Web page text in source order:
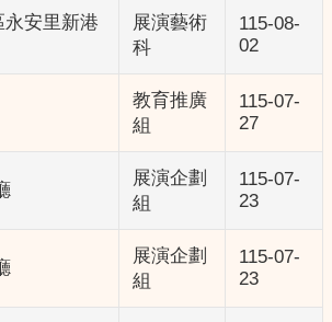
安里新港
展演藝術
科
115-08-
02
教育推廣
組
115-07-
27
展演企劃
組
115-07-
23
展演企劃
組
115-07-
23